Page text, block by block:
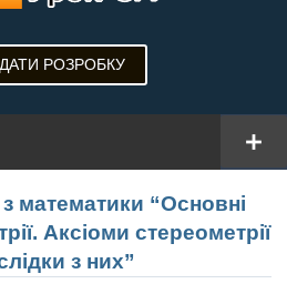
РОЗРОБКУ
математики “Основні
Аксіоми стереометрії
з них”